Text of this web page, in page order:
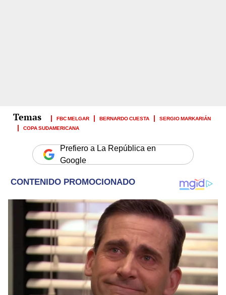
FBC MELGAR BERNARDO CUESTA
SERGIO MARKARIÁN
COPA SUDAMERICANA
Prefiero a La República en
Google